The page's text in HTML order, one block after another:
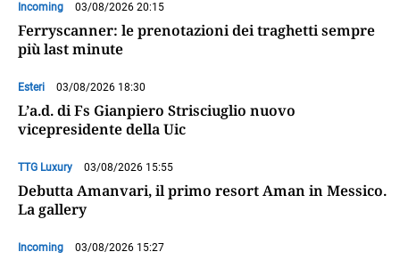
Incoming 03/08/2026 20:15
Ferryscanner: le prenotazioni dei traghetti sempre
più last minute
Esteri 03/08/2026 18:30
L’a.d. di Fs Gianpiero Strisciuglio nuovo
vicepresidente della Uic
TTG Luxury 03/08/2026 15:55
Debutta Amanvari, il primo resort Aman in Messico.
La gallery
Incoming 03/08/2026 15:27